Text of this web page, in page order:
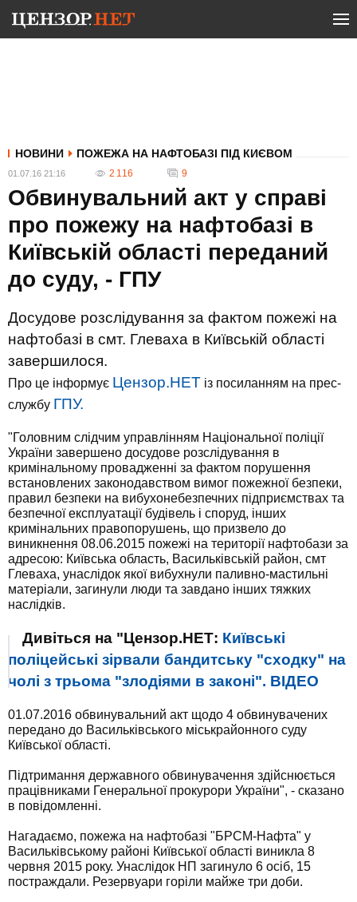
НОВИНИ ПОЖЕЖА НА НАФТОБАЗІ ПІД КИЄВОМ
01.07.16 21:16 2 116 9
Обвинувальний акт у справі
про пожежу на нафтобазі в
Київській області переданий
до суду, - ГПУ
Досудове розслідування за фактом пожежі на
нафтобазі в смт. Глеваха в Київській області
завершилося.
Про це інформує Цензор.НЕТ із посиланням на прес-
службу ГПУ.
"Головним слідчим управлінням Національної поліції
України завершено досудове розслідування в
кримінальному провадженні за фактом порушення
встановлених законодавством вимог пожежної безпеки,
правил безпеки на вибухонебезпечних підприємствах та
безпечної експлуатації будівель і споруд, інших
кримінальних правопорушень, що призвело до
виникнення 08.06.2015 пожежі на території нафтобази за
адресою: Київська область, Васильківській район, смт
Глеваха, унаслідок якої вибухнули паливно-мастильні
матеріали, загинули люди та завдано інших тяжких
наслідків.
Дивіться на "Цензор.НЕТ: Київські
поліцейські зірвали бандитську "сходку" на
чолі з трьома "злодіями в законі". ВІДЕО
01.07.2016 обвинувальний акт щодо 4 обвинувачених
передано до Васильківського міськрайонного суду
Київської області.
Підтримання державного обвинувачення здійснюється
працівниками Генеральної прокурори України", - сказано
в повідомленні.
Нагадаємо, пожежа на нафтобазі "БРСМ-Нафта" у
Васильківському районі Київської області виникла 8
червня 2015 року. Унаслідок НП загинуло 6 осіб, 15
постраждали. Резервуари горіли майже три доби.